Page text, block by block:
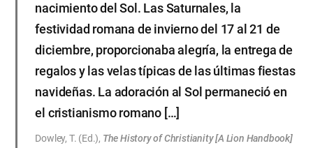
nacimiento del Sol. Las Saturnales, la
festividad romana de invierno del 17 al 21 de
diciembre, proporcionaba alegría, la entrega de
regalos y las velas típicas de las últimas fiestas
navideñas. La adoración al Sol permaneció en
el cristianismo romano […]
Dowley, T. (Ed.), The History of Christianity [A Lion Handbook]